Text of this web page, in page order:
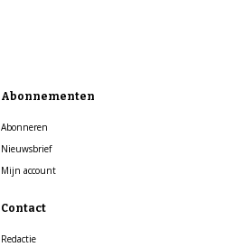
Abonnementen
Abonneren
Nieuwsbrief
Mijn account
Contact
Redactie